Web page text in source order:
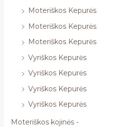
Moteriškos Kepurės
Moteriškos Kepurės
Moteriškos Kepurės
Vyriškos Kepurės
Vyriškos Kepurės
Vyriškos Kepurės
Vyriškos Kepurės
Moteriškos kojinės -